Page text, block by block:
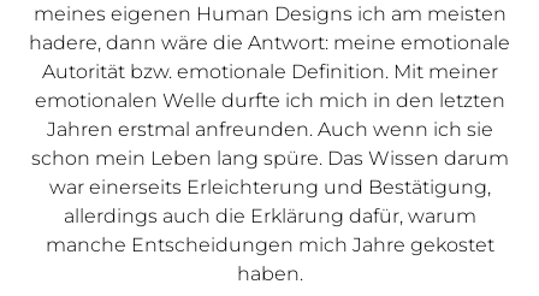
meines eigenen Human Designs ich am meisten
hadere, dann wäre die Antwort: meine emotionale
Autorität bzw. emotionale Definition. Mit meiner
emotionalen Welle durfte ich mich in den letzten
Jahren erstmal anfreunden. Auch wenn ich sie
schon mein Leben lang spüre. Das Wissen darum
war einerseits Erleichterung und Bestätigung,
allerdings auch die Erklärung dafür, warum
manche Entscheidungen mich Jahre gekostet
haben.